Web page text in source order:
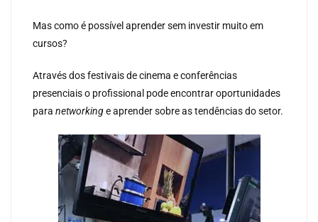
Mas como é possível aprender sem investir muito em
cursos?
Através dos festivais de cinema e conferências
presenciais o profissional pode encontrar oportunidades
para networkinge aprender sobre as tendências do setor.